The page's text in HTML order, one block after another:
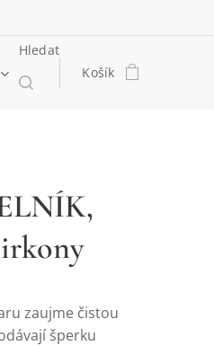
Hledat
Košík
zaujme čistou
šperku